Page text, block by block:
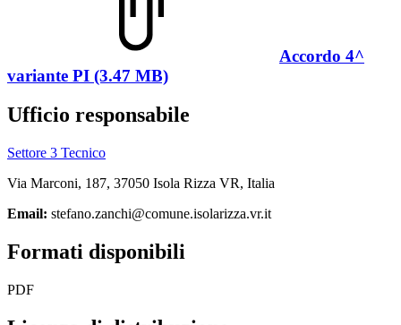
Accordo 4^
variante PI (3.47 MB)
Ufficio responsabile
Settore 3 Tecnico
Via Marconi, 187, 37050 Isola Rizza VR, Italia
Email: stefano.zanchi@comune.isolarizza.vr.it
Formati disponibili
PDF